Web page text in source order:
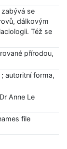
se
dálkovým
Též se
přírodou,
autoritní forma,
Anne Le
file